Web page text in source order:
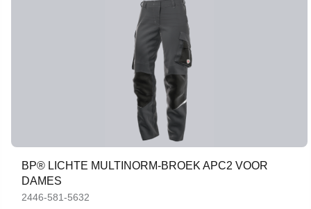
BP® LICHTE MULTINORM-BROEK APC2 VOOR
DAMES
2446-581-5632